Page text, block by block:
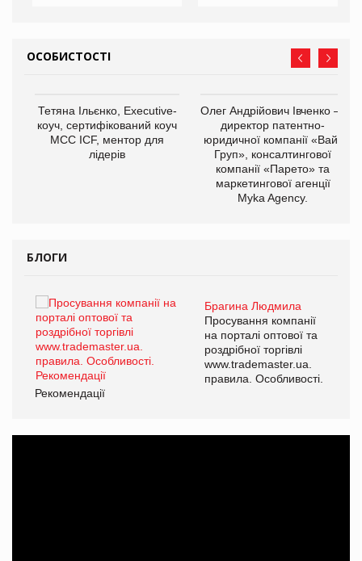
ОСОБИСТОСТІ
Тетяна Ільєнко, Executive-
коуч, сертифікований коуч
МСС ICF, ментор для
лідерів
Олег Андрійович Івченко —
директор патентно-
юридичної компанії «Вайз
Груп», консалтингової
компанії «Парето» та
маркетингової агенції
Myka Agency.
БЛОГИ
Брагина Людмила
Просування компанії
на порталі оптової та
роздрібної торгівлі
www.trademaster.ua.
правила. Особливості.
Рекомендації